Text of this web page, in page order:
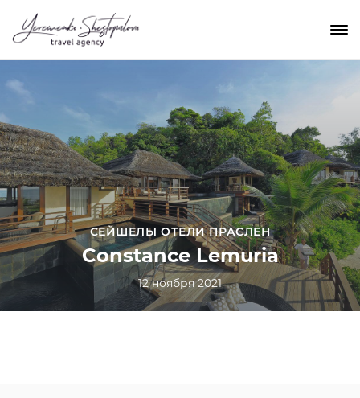
СЕЙШЕЛЫ ОТЕЛИ ПРАСЛЕН
Constance Lemuria
12 ноября 2021